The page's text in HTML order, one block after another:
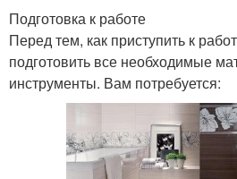
Подготовка к работе
Перед тем, как приступить к
подготовить все необходимые
инструменты. Вам потребуется: